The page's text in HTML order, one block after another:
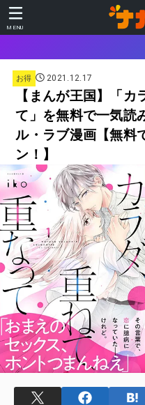
MENU
あなた
お得 2021.12.17
【まんが王国】「
て」を無料で一気読
ル・ラブ漫画【無料
ン！】